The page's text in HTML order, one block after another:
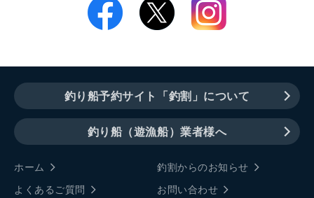
釣り船予約サイト「釣割」について
釣り船（遊漁船）業者様へ
ホーム
釣割からのお知らせ
よくあるご質問
お問い合わせ